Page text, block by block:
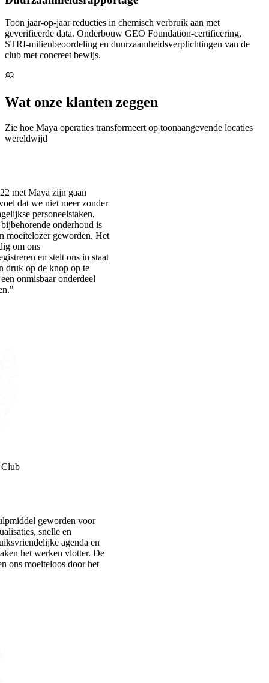
Toon jaar-op-jaar reducties in chemisch verbruik aan met
geverifieerde data. Onderbouw GEO Foundation-certificering,
STRI-milieubeoordeling en duurzaamheidsverplichtingen van de
club met concreet bewijs.
Wat onze klanten zeggen
Zie hoe Maya operaties transformeert op toonaangevende locaties
wereldwijd
met Maya zijn gaan
dat we niet meer zonder
personeelstaken,
onderhoud is
moeitelozer geworden. Het
om ons
en stelt ons in staat
druk op de knop op te
onmisbaar onderdeel
geworden voor
snelle en
agenda en
het werken vlotter. De
ons moeiteloos door het